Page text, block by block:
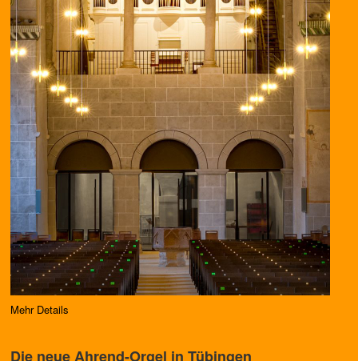
Mehr Details
Die neue Ahrend-Orgel in Tübingen